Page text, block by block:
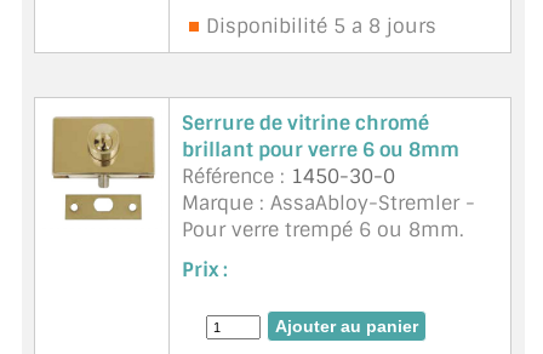
LES FIXATIONS POUR MIROIR
LES PROFILS PAROI DE VERRE
VITRINE EN VERRE
CONNECTEURS ET ASSEMBLAGE DE VERRES
LES CHARNIÈRES DE PORTE EN VERRE
Disponibilité 5 a 8 jours
Serrure de vitrine chromé
brillant pour verre 6 ou 8mm
Référence : 1450-30-0
Marque : AssaAbloy-Stremler -
Pour verre trempé 6 ou 8mm.
Existe en chromé brillant, mat
ou doré.
Prix :